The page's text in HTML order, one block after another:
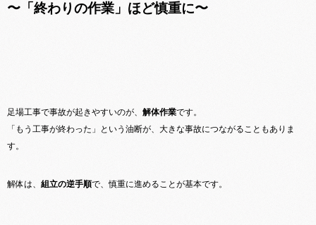
〜「終わりの作業」ほど慎重に〜
足場工事で事故が起きやすいのが、 解体作業です。
「もう工事が終わった」という油断が、大きな事故につながることもありま
す。
解体は、 組立の逆手順で、慎重に進めることが基本です。